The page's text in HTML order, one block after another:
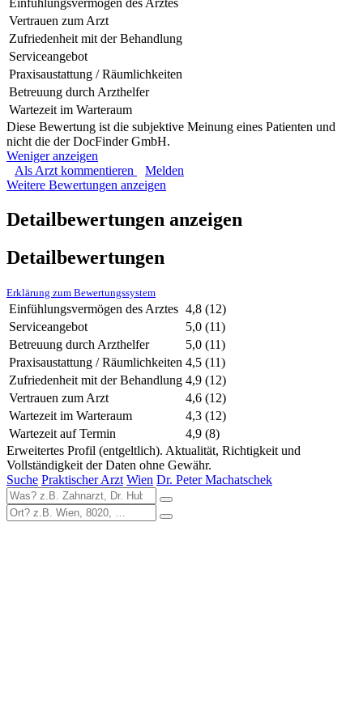
Einfühlungsvermögen des Arztes
Vertrauen zum Arzt
Zufriedenheit mit der Behandlung
Serviceangebot
Praxisaustattung / Räumlichkeiten
Betreuung durch Arzthelfer
Wartezeit im Warteraum
Diese Bewertung ist die subjektive Meinung eines Patienten und
nicht die der DocFinder GmbH.
Weniger anzeigen
Als Arzt kommentieren
Melden
Weitere Bewertungen anzeigen
Detailbewertungen anzeigen
Detailbewertungen
Erklärung zum Bewertungssystem
Einfühlungsvermögen des Arztes 4,8 (12)
Serviceangebot
5,0 (11)
Betreuung durch Arzthelfer
5,0 (11)
Praxisaustattung / Räumlichkeiten 4,5 (11)
Zufriedenheit mit der Behandlung 4,9 (12)
Vertrauen zum Arzt
4,6 (12)
Wartezeit im Warteraum
4,3 (12)
Wartezeit auf Termin
4,9 (8)
Erweitertes Profil (entgeltlich). Aktualität, Richtigkeit und
Vollständigkeit der Daten ohne Gewähr.
Suche Praktischer Arzt Wien Dr. Peter Machatschek